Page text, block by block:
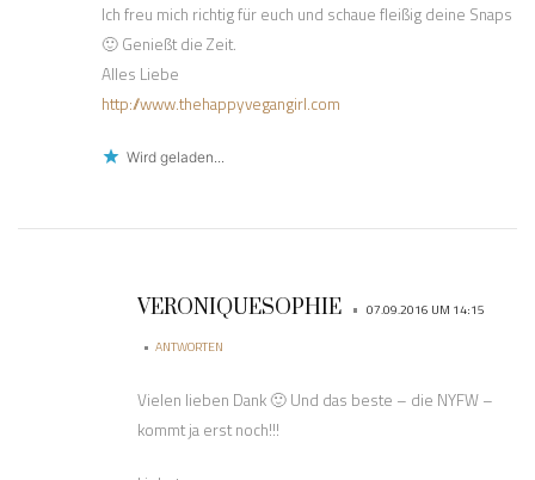
Ich freu mich richtig für euch und schaue fleißig deine Snaps
🙂 Genießt die Zeit.
Alles Liebe
http://www.thehappyvegangirl.com
Wird geladen...
VERONIQUESOPHIE • 07.09.2016 UM 14:15
• ANTWORTEN
Vielen lieben Dank 🙂 Und das beste – die NYFW –
kommt ja erst noch!!!